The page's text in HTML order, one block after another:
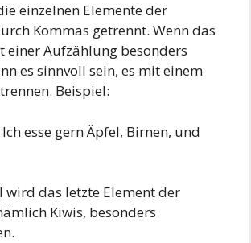
einzelnen Elemente der
Kommas getrennt. Wenn das
einer Aufzählung besonders
es sinnvoll sein, es mit einem
Beispiel:
Ich esse gern Äpfel, Birnen, und
wird das letzte Element der
Kiwis, besonders